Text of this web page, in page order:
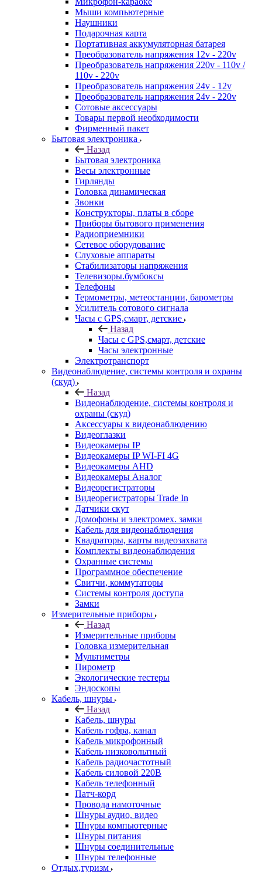
Мыши компьютерные
Наушники
Подарочная карта
Портативная аккумуляторная батарея
Преобразователь напряжения 12v - 220v
Преобразователь напряжения 220v - 110v /
110v - 220v
Преобразователь напряжения 24v - 12v
Преобразователь напряжения 24v - 220v
Сотовые аксессуары
Товары первой необходимости
Фирменный пакет
Бытовая электроника
Назад
Бытовая электроника
Весы электронные
Гирлянды
Головка динамическая
Звонки
Конструкторы, платы в сборе
Приборы бытового применения
Радиоприемники
Сетевое оборудование
Слуховые аппараты
Стабилизаторы напряжения
Телевизоры.бумбоксы
Телефоны
Термометры, метеостанции, барометры
Усилитель сотового сигнала
Часы с GPS,смарт, детские
Назад
Часы с GPS,смарт, детские
Часы электронные
Электротранспорт
Видеонаблюдение, системы контроля и охраны
(скуд)
Назад
Видеонаблюдение, системы контроля и
охраны (скуд)
Аксессуары к видеонаблюдению
Видеоглазки
Видеокамеры IP
Видеокамеры IP WI-FI 4G
Видеокамеры AHD
Видеокамеры Аналог
Видеорегистраторы
Видеорегистраторы Trade In
Датчики скут
Домофоны и электромех. замки
Кабель для видеонаблюдения
Квадраторы, карты видеозахвата
Комплекты видеонаблюдения
Охранные системы
Программное обеспечение
Свитчи, коммутаторы
Системы контроля доступа
Замки
Измерительные приборы
Назад
Измерительные приборы
Головка измерительная
Мультиметры
Пирометр
Экологические тестеры
Эндоскопы
Кабель, шнуры
Назад
Кабель, шнуры
Кабель гофра, канал
Кабель микрофонный
Кабель низковольтный
Кабель радиочастотный
Кабель силовой 220В
Кабель телефонный
Патч-корд
Провода намоточные
Шнуры аудио, видео
Шнуры компьютерные
Шнуры питания
Шнуры соединительные
Шнуры телефонные
Отдых,туризм